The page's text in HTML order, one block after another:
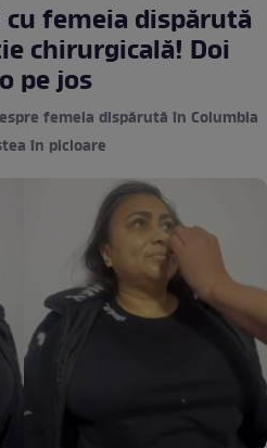
femeia dispărută
chirurgicală! Doi
pe jos
femeia dispărută în Columbia
în picioare